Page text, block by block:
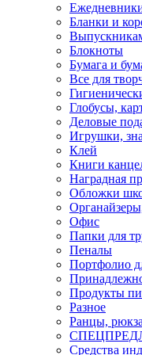
Бланки и
Блокноты
Бумага и
Все для
Глобусы,
Деловые
Игрушки,
Клей
Книги
Наградная
Обложки
Офис
Папки для
Пеналы
Портфолио
Продукты
Разное
Ранцы,
Средства